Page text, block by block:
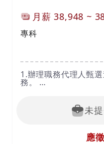
月薪38,948 ~
專科
1.辦理職務代理人甄
務。
4.其他臨時交辦事項
未
應